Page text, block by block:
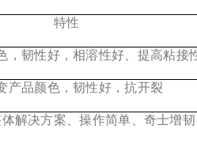
特性
，韧性好，相溶性好、提高粘接
产品颜色，韧性好，抗开裂
解决方案、操作简单、奇士增韧